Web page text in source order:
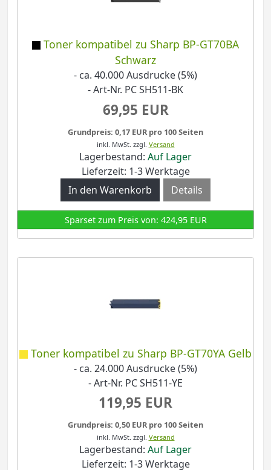
Toner kompatibel zu Sharp BP-GT70BA
Schwarz
- ca. 40.000 Ausdrucke (5%)
- Art-Nr. PC SH511-BK
69,95 EUR
Grundpreis: 0,17 EUR pro 100 Seiten
inkl. MwSt. zzgl. Versand
Lagerbestand: Auf Lager
Lieferzeit: 1-3 Werktage
Details
Sparset zum Preis von: 424,95 EUR
Toner kompatibel zu Sharp BP-GT70YA Gelb
- ca. 24.000 Ausdrucke (5%)
- Art-Nr. PC SH511-YE
119,95 EUR
Grundpreis: 0,50 EUR pro 100 Seiten
inkl. MwSt. zzgl. Versand
Lagerbestand: Auf Lager
Lieferzeit: 1-3 Werktage